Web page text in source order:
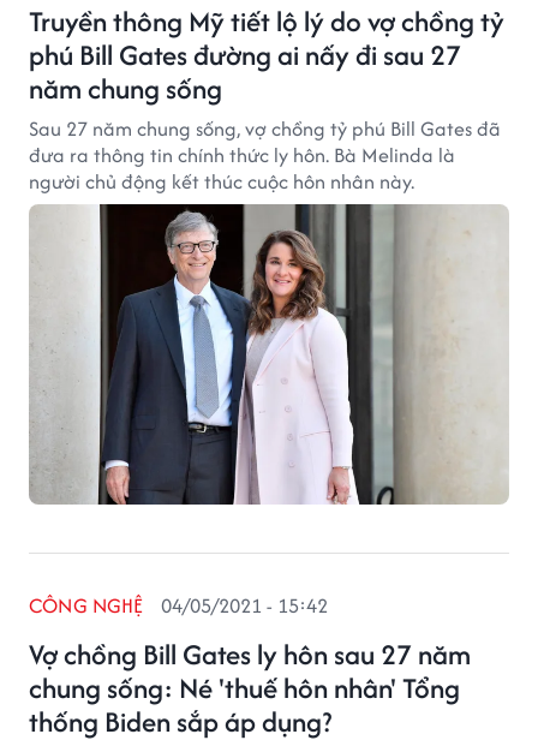
Truyền thông Mỹ tiết lộ lý do vợ chồng tỷ
phú Bill Gates đường ai nấy đi sau 27
năm chung sống
Sau 27 năm chung sống, vợ chồng tỷ phú Bill Gates đã
đưa ra thông tin chính thức ly hôn. Bà Melinda là
người chủ động kết thúc cuộc hôn nhân này.
Vợ chồng Bill Gates ly hôn sau 27 năm
chung sống: Né 'thuế hôn nhân' Tổng
thống Biden sắp áp dụng?
CÔNG NGHỆ 04/05/2021 - 15:42